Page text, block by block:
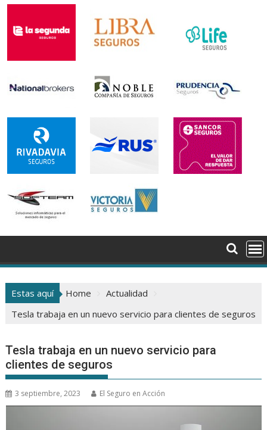
Estas aquí Home
Actualidad
Tesla trabaja en un nuevo servicio para clientes de seguros
Tesla trabaja en un nuevo servicio para
clientes de seguros
3 septiembre, 2023 El Seguro en Acción